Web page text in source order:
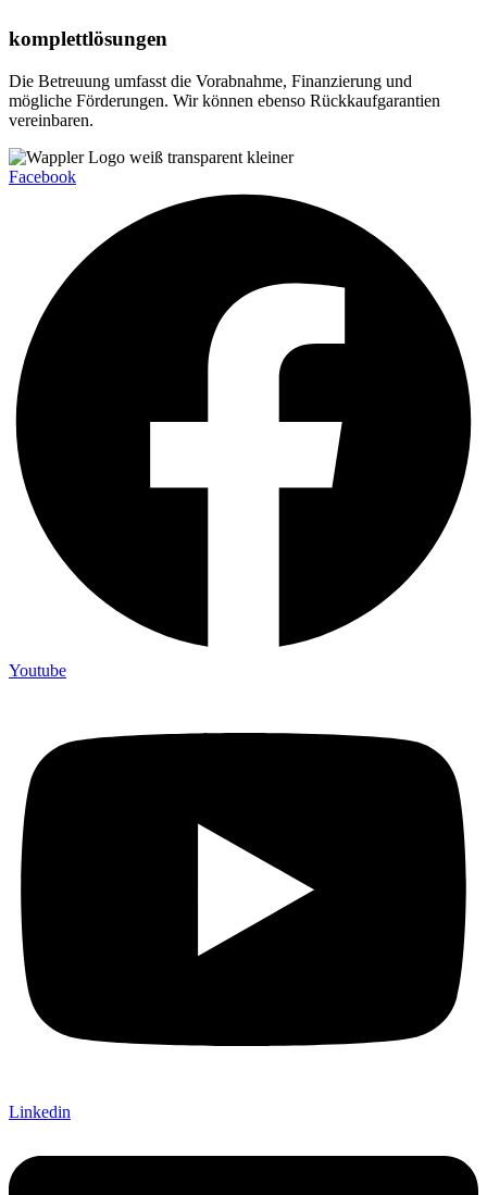
komplettlösungen
Die Betreuung umfasst die Vorabnahme, Finanzierung und
mögliche Förderungen. Wir können ebenso Rückkaufgarantien
vereinbaren.
Facebook
Youtube
Linkedin